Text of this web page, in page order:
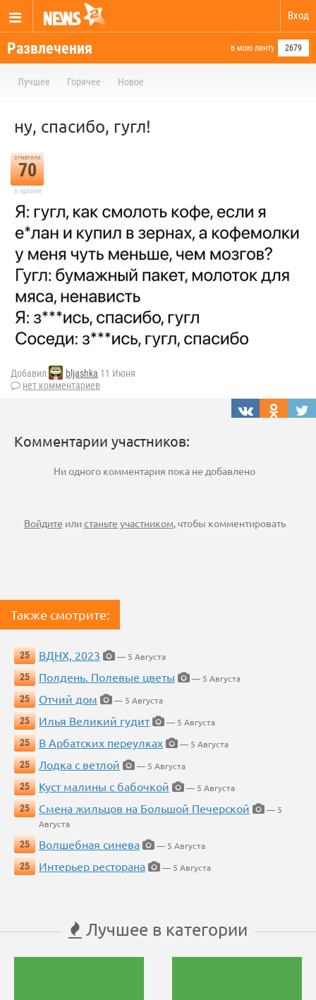
Вход
Развлечения в мою ленту 2679
Лучшее Горячее Новое
ну, спасибо, гугл!
отметили
70
в архиве
Добавил bljashka 11 Июня
нет комментариев
Комментарии участников:
Ни одного комментария пока не добавлено
Войдите илистаньте участником, чтобы комментировать
Также смотрите:
25 ВДНХ, 2023
— 5 Августа
25
Полдень. Полевые цветы
— 5 Августа
25
Отчий дом
— 5 Августа
25
Илья Великий гудит
— 5 Августа
25
В Арбатских переулках
— 5 Августа
25
Лодка с ветлой
— 5 Августа
25
Куст малины с бабочкой
— 5 Августа
25
Смена жильцов на Большой Печерской
— 5
Августа
25
Волшебная синева
— 5 Августа
25
Интерьер ресторана — 5 Августа
Лучшее в категории